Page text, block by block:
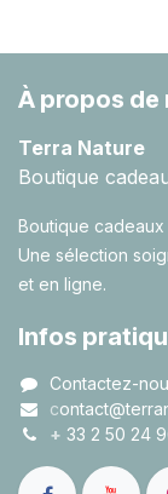
À propos de
Terra Nature
Boutique
Boutique
Une sélection
et en ligne.
Infos
Contactez-
c
+ 33 2 50 24